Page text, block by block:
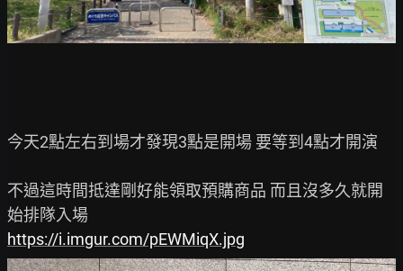
今天2點左右到場才發現3點是開場 要等到4點才開演
不過這時間抵達剛好能領取預購商品 而且沒多久就開
https://i.imgur.com/pEWMiqX.jpg